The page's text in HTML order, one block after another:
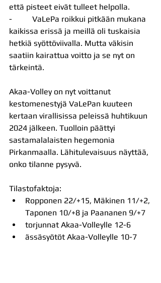
että pisteet eivät tulleet helpolla.
-          VaLePa roikkui pitkään mukana
kaikissa erissä ja meillä oli tuskaisia
hetkiä syöttöviivalla. Mutta väkisin
saatiin kairattua voitto ja se nyt on
tärkeintä.
Akaa-Volley on nyt voittanut
kestomenestyjä VaLePan kuuteen
kertaan virallisissa peleissä huhtikuun
2024 jälkeen. Tuolloin päättyi
sastamalalaisten hegemonia
Pirkanmaalla. Lähitulevaisuus näyttää,
onko tilanne pysyvä.
Tilastofaktoja:
Ropponen 22/+15, Mäkinen 11/+2,
Taponen 10/+8 ja Paananen 9/+7
torjunnat Akaa-Volleylle 12-6
ässäsyötöt Akaa-Volleylle 10-7